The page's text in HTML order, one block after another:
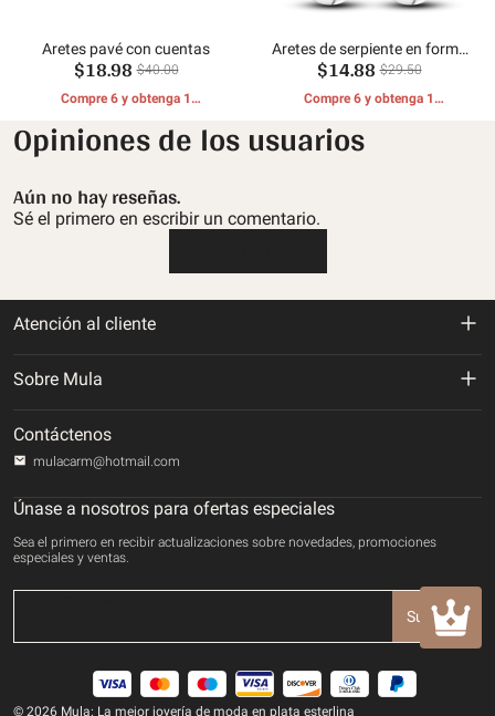
Aretes pavé con cuentas
$18.98 $40.00
Compre 6 y obtenga 1
Aretes de serpiente en forma
de U
$14.88 $29.50
Compre 6 y obtenga 1
Opiniones de los usuarios
Aún no hay reseñas.
Sé el primero en escribir un comentario.
Atención al cliente
Política de privacidad
Términos de servicio
Método de pago
Sobre Mula
Rastrea tu orden
Contáctenos
Contáctenos
mulacarm@hotmail.com
Únase a nosotros para ofertas especiales
Sea el primero en recibir actualizaciones sobre novedades, promociones
especiales y ventas.
Suscribir
© 2026 Mula: La mejor joyería de moda en plata esterlina